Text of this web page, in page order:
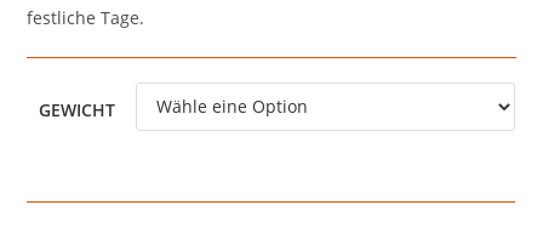
festliche Tage.
GEWICHT